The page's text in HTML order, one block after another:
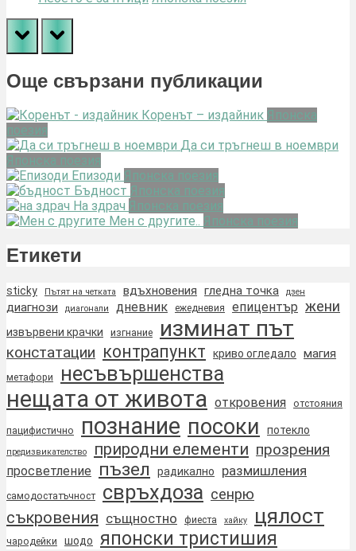
prev next
Още свързани публикации
Коренът – издайник Японска
поезия
Да си тръгнеш в ноември
Японска поезия
Епизоди Японска поезия
Бъдност Японска поезия
На здрач Японска поезия
Мен с другите.. Японска поезия
Етикети
sticky Пътят на четката вдъхновения гледна точка дзен
диагнози диагонали дневник ежедневия епицентър жени
извървени крачки изгнание изминат път
констатации контрапункт криво огледало магия
метафори несъвършенства
нещата от живота откровения отстояния
пацифистично познание посоки потекло
предизвикателство природни елементи прозрения
просветление пъзел радикално размишления
самодостатъчност свръхдоза сенрю
съкровения същностно фиеста хайку цялост
чародейки шодо
японски тристишия